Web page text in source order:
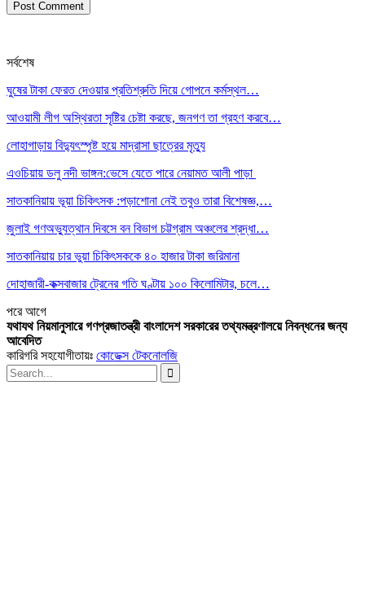
সর্বশেষ
ঘুষের টাকা ফেরত দেওয়ার প্রতিশ্রুতি দিয়ে গোপনে কর্মস্থল…
আওয়ামী লীগ অস্থিরতা সৃষ্টির চেষ্টা করছে, জনগণ তা গ্রহণ করবে…
লোহাগাড়ায় বিদ্যুৎস্পৃষ্ট হয়ে মাদ্রাসা ছাত্রের মৃত্যু
এওচিয়ায় ডলু নদী ভাঙ্গন:ভেসে যেতে পারে নেয়ামত আলী পাড়া
সাতকানিয়ায় ভূয়া চিকিৎসক :পড়াশোনা নেই তবুও তারা বিশেষজ্ঞ,…
জুলাই গণঅভ্যুত্থান দিবসে বন বিভাগ চট্টগ্রাম অঞ্চলের শ্রদ্ধা…
সাতকানিয়ায় চার ভুয়া চিকিৎসককে ৪০ হাজার টাকা জরিমানা
দোহাজারী-কক্সবাজার ট্রেনের গতি ঘণ্টায় ১০০ কিলোমিটার, চলে…
পরেআগে
যথাযথ নিয়মানুসারে গণপ্রজাতন্ত্রী বাংলাদেশ সরকারের তথ্যমন্ত্রণালয়ে নিবন্ধনের জন্য
আবেদিত
কারিগরি সহযোগীতায়ঃ কোডেক্স টেকনোলজি